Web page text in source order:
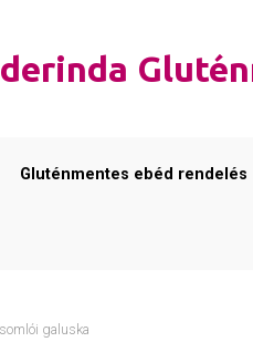
Gluténmentes ebéd rendelés
galuska